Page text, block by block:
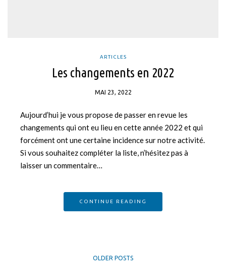
ARTICLES
Les changements en 2022
MAI 23, 2022
Aujourd’hui je vous propose de passer en revue les
changements qui ont eu lieu en cette année 2022 et qui
forcément ont une certaine incidence sur notre activité.
Si vous souhaitez compléter la liste, n’hésitez pas à
laisser un commentaire…
CONTINUE READING
OLDER POSTS